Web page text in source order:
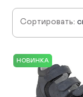
Сортировать:
НОВИНКА